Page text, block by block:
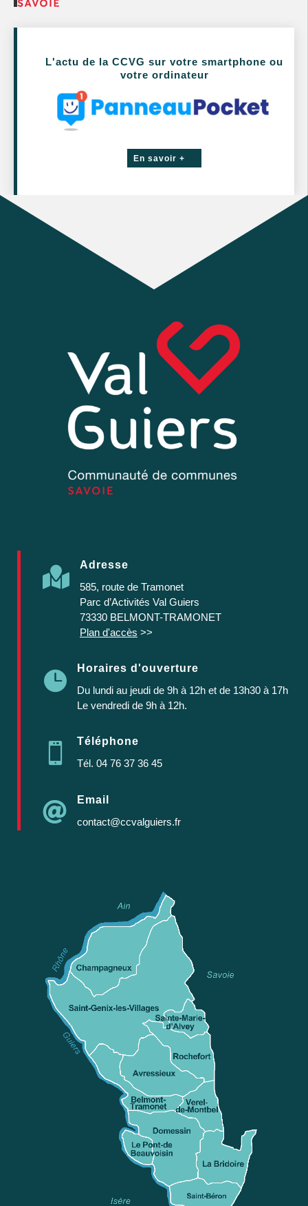
L'actu de la CCVG sur votre smartphone ou
votre ordinateur
En savoir +

Adresse
585, route de Tramonet
Parc d’Activités Val Guiers
73330 BELMONT-TRAMONET
Plan d'accès >>

Horaires d'ouverture
Du lundi au jeudi de 9h à 12h et de 13h30 à 17h
Le vendredi de 9h à 12h.

Téléphone
Tél. 04 76 37 36 45

Email
contact@ccvalguiers.fr